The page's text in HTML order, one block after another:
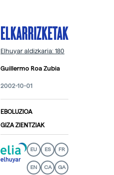
ELKARRIZKETAK
Elhuyar aldizkaria: 180
Guillermo Roa Zubia
2002-10-01
EBOLUZIOA
GIZA ZIENTZIAK
EU ES FR
EN CA GA